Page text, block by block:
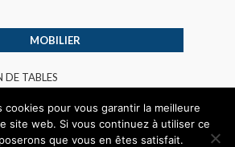
MOBILIER
TABLES
PLASTIQUE INTERIEUR
cookies pour vous garantir la meilleure
site web. Si vous continuez à utiliser ce
que vous en êtes satisfait.